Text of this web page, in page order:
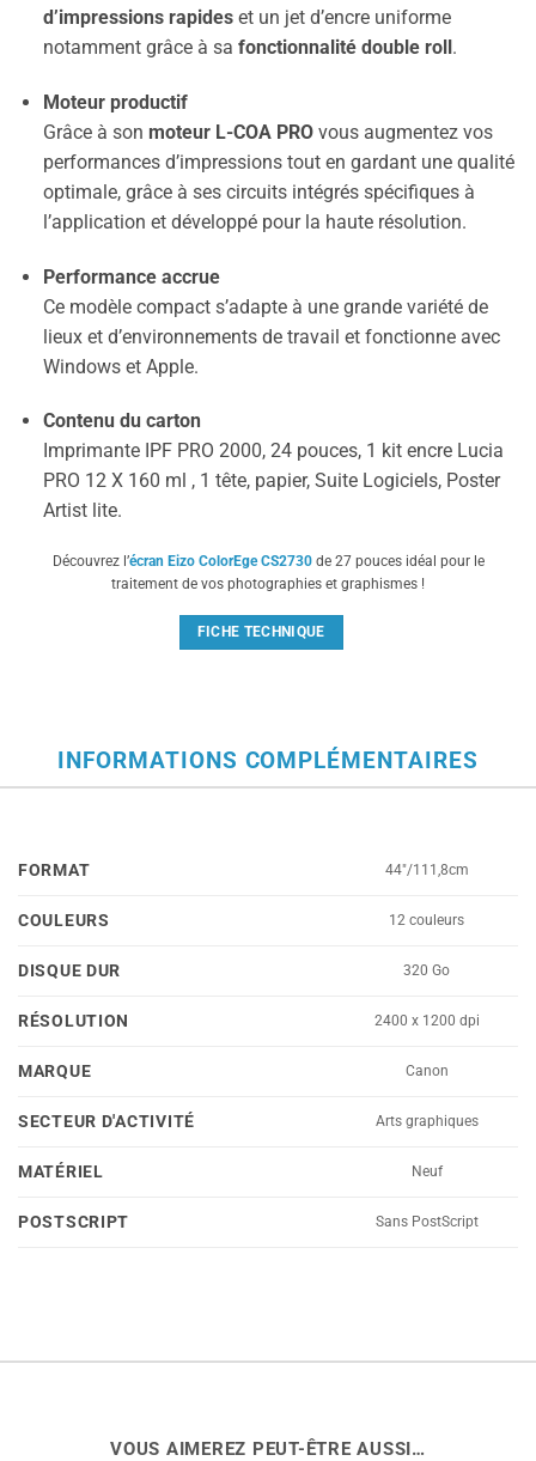
d’impressions rapideset un jet d’encre uniforme
notamment grâce à sa fonctionnalité double roll.
Moteur productif
Grâce à son moteur L-COA PROvous augmentez vos
performances d’impressions tout en gardant une qualité
optimale, grâce à ses circuits intégrés spécifiques à
l’application et développé pour la haute résolution.
Performance accrue
Ce modèle compact s’adapte à une grande variété de
lieux et d’environnements de travail et fonctionne avec
Windows et Apple.
Contenu du carton
Imprimante IPF PRO 2000, 24 pouces, 1 kit encre Lucia
PRO 12 X 160 ml , 1 tête, papier, Suite Logiciels, Poster
Artist lite.
Découvrez l’écran Eizo ColorEge CS2730de 27 pouces idéal pour le
traitement de vos photographies et graphismes !
FICHE TECHNIQUE
INFORMATIONS COMPLÉMENTAIRES
FORMAT 44"/111,8cm
COULEURS 12 couleurs
DISQUE DUR 320 Go
RÉSOLUTION 2400 x 1200 dpi
MARQUE Canon
SECTEUR D'ACTIVITÉ Arts graphiques
MATÉRIEL Neuf
POSTSCRIPT Sans PostScript
VOUS AIMEREZ PEUT-ÊTRE AUSSI…